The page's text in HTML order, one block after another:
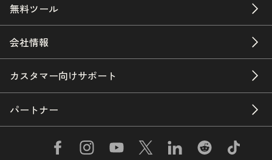
無料ツール
会社情報
カスタマー向けサポート
パートナー